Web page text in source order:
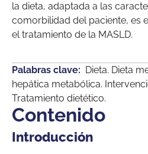
la dieta, adaptada a las
comorbilidad del paciente, es
el tratamiento de la MASLD.
Palabras clave: Dieta. Dieta
hepática metabólica.
Tratamiento dietético.
Contenido
Introducción